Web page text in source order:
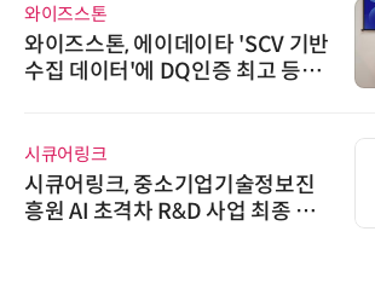
와이즈스톤
와이즈스톤, 에이데이타 'SCV 기반
수집 데이터'에 DQ인증 최고 등급
시큐어링크
시큐어링크, 중소기업기술정보진
흥원 AI 초격차 R&D 사업 최종 선